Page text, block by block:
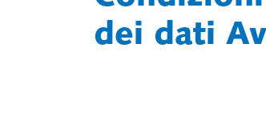
dei dati